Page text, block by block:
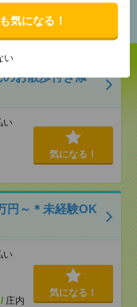
気になる！
い
お散歩付き添
い
気になる！
円～＊未経験OK
い
/ 庄内
気になる！